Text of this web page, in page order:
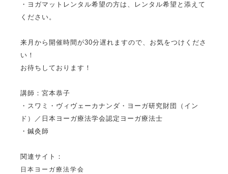
・ヨガマットレンタル希望の方は、レンタル希望と添えて
ください。
来月から開催時間が30分遅れますので、お気をつけくださ
い！
お待ちしております！
講師：宮本恭子
・スワミ・ヴィヴェーカナンダ・ヨーガ研究財団（イン
ド）／日本ヨーガ療法学会認定ヨーガ療法士
・鍼灸師
関連サイト：
日本ヨーガ療法学会